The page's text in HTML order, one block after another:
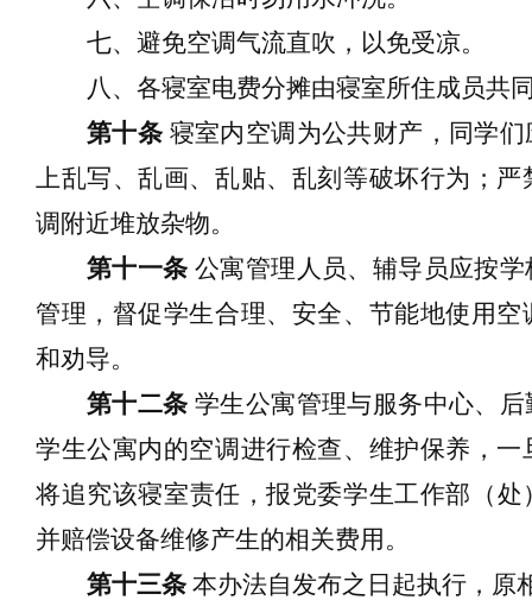
七、避免空调气流直吹 ， 以免受凉。
八、 各寝室电费分摊由寝室所住成员共
第十条 寝室内空调为公共财产 ，同学
上乱写、乱画、乱贴、乱刻等破坏行为；
调附近堆放杂物。
第十一条 公寓管理人员、辅导员应按
管理，督促学生合理、安全、节能地使用空
和劝导。
第十二条 学生公寓管理与服务中心、
学生公寓内的空调进行检查、 维护保养 ，
将追究该寝室责任，报党委学生工作部（处
并赔偿设备维修产生的相关费用 。
第十三条 本办法自发布之日起执行， 原